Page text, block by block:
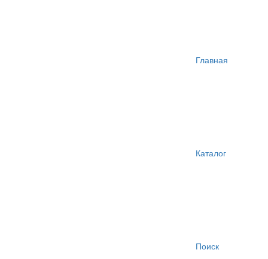
Главная
Каталог
Поиск